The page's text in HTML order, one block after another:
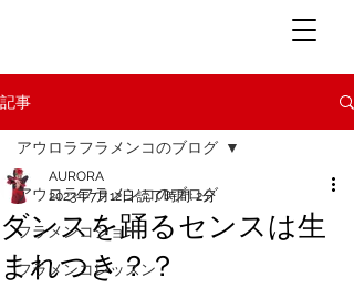
記事
アウロラフラメンコのブログ
フラメンコショー
フラメンコレッスン
アウロラフラメンコのブログ
ダンスを踊るセンスは生
まれつき？？
AURORA
2023年7月12日読了時間: 2分